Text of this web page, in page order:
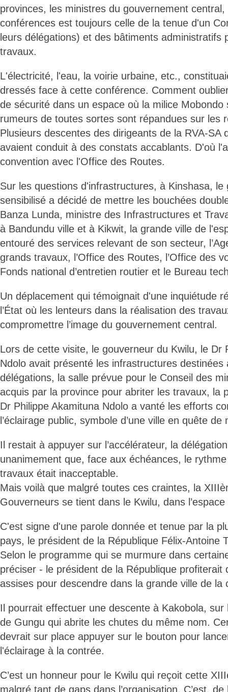
provinces, les ministres du gouvernement
conférences est toujours celle de la tenue d'un
leurs délégations) et des bâtiments administratifs
travaux.
L'électricité, l'eau, la voirie urbaine, etc.,
dressés face à cette conférence. Comment
de sécurité dans un espace où la milice Mobondo
rumeurs de toutes sortes sont répandues sur les
Plusieurs descentes des dirigeants de la RVA-SA
avaient conduit à des constats accablants. D'où
convention avec l'Office des Routes.
Sur les questions d'infrastructures, à Kinshasa, le
sensibilisé a décidé de mettre les bouchées
Banza Lunda, ministre des Infrastructures et
à Bandundu ville et à Kikwit, la grande ville de
entouré des services relevant de son secteur,
grands travaux, l’Office des Routes, l’Office des
Fonds national d’entretien routier et le Bureau
Un déplacement qui témoignait d'une inquiétude
l’État où les lenteurs dans la réalisation des
compromettre l’image du gouvernement central.
Lors de cette visite, le gouverneur du Kwilu, le Dr
Ndolo avait présenté les infrastructures destinées
délégations, la salle prévue pour le Conseil des
acquis par la province pour abriter les travaux, la
Dr Philippe Akamituna Ndolo a vanté les efforts
l’éclairage public, symbole d’une ville en quête de
Il restait à appuyer sur l’accélérateur, la
unanimement que, face aux échéances, le
travaux était inacceptable.
Mais voilà que malgré toutes ces craintes, la
Gouverneurs se tient dans le Kwilu, dans
C'est signe d'une parole donnée et tenue par la
pays, le président de la République Félix-Antoine
Selon le programme qui se murmure dans
préciser - le président de la République profiterait
assises pour descendre dans la grande ville de la
Il pourrait effectuer une descente à Kakobola,
de Gungu qui abrite les chutes du même nom.
devrait sur place appuyer sur le bouton pour
l'éclairage à la contrée.
C’est un honneur pour le Kwilu qui reçoit cette
malgré tant de gaps dans l’organisation. C’est,